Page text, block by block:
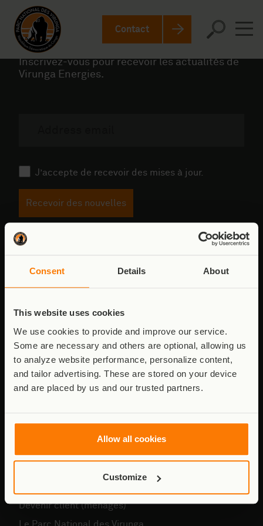
Consent Details About
This website uses cookies
We use cookies to provide and improve our service.
Some are necessary and others are optional, allowing us
to analyze website performance, personalize content,
and tailor advertising. These are stored on your device
and are placed by us and our trusted partners.
Allow all cookies
Customize
Contact
Inscrivez-vous pour recevoir les actualités de
Virunga Energies.
J’accepte de recevoir des mises à jour.
Recevoir des nouvelles
v_energies@virunga.org
Pour toute question relative à la presse ou aux
médias:
v_energies@virunga.org
Navigation
Devenir client (ménages)